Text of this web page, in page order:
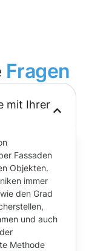
Fragen
mit Ihrer
Fassaden
Objekten.
immer
den Grad
und auch
Methode